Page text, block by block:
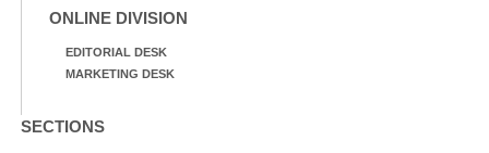
ONLINE DIVISION
EDITORIAL DESK
MARKETING DESK
SECTIONS